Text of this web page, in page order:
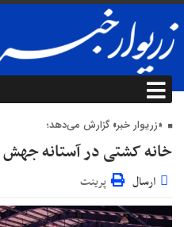
«زریوار خبر» گزارش می‌دهد؛
خانه کشتی در آستانه
ارسال پرینت